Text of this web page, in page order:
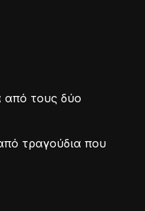
από τους δύο
τραγούδια που